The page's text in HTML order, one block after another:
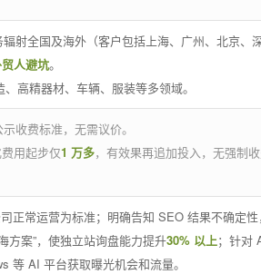
射全国及海外（客户包括上海、广州、北京、
人避坑。
高精器材、车辆、服装等多领域。
收费标准，无需议价。
用起步仅1 万多，有效果再追加投入，无强制
正常运营为标准；明确告知 SEO 结果不确定性
方案”，使独立站询盘能力提升30% 以上；针对
等 AI 平台获取曝光机会和流量。